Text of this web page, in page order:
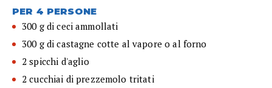
PER 4 PERSONE
300 g di ceci ammollati
300 g di castagne cotte al vapore o al forno
2 spicchi d'aglio
2 cucchiai di prezzemolo tritati